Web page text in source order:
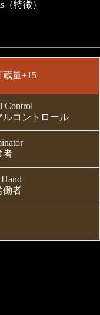
特徴）
蔵量+15
Control
ルコントロール
者
働者